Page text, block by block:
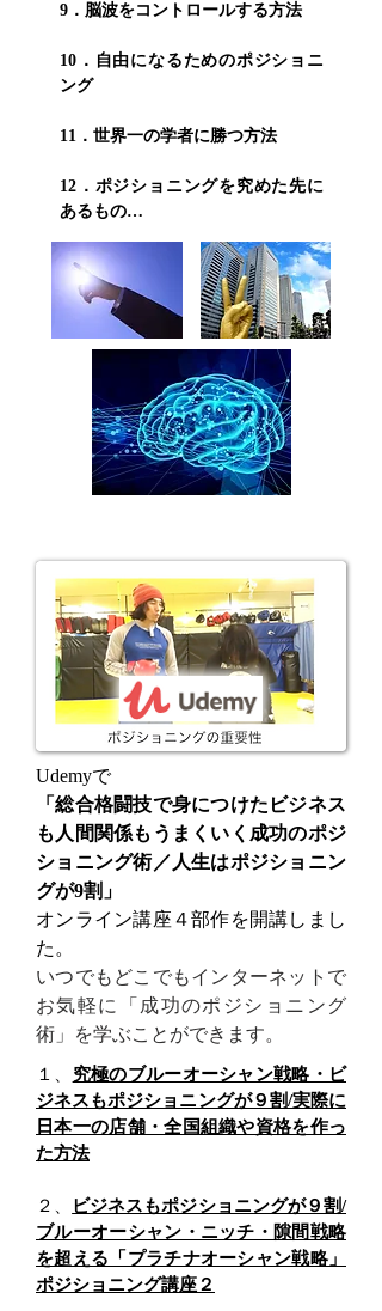
9．脳波をコントロールする方法
10．自由になるためのポジショニ
ング
11．世界一の学者に勝つ方法
12．ポジショニングを究めた先に
あるもの…
Udemyで
「総合格闘技で身につけたビジネス
も人間関係もうまくいく成功のポジ
ショニング術／人生はポジショニン
グが9割」
オンライン講座４部作を開講しまし
た。
いつでもどこでもインターネットで
お気軽に「成功のポジショニング
術」を学ぶことができます。
１、 究極のブルーオーシャン戦略・ビ
ジネスもポジショニングが９割/実際に
日本一の店舗・全国組織や資格を作っ
た方法
２、
ビジネスもポジショニングが９割/
ブルーオーシャン・ニッチ・隙間戦略
を超える「プラチナオーシャン戦略」
ポジショニング講座２